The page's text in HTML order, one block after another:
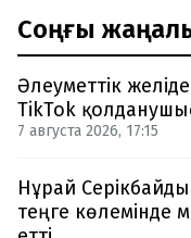
Соңғы
Әлеуметтік
TikTok
7 августа 2026, 17:15
Нұрай
теңге көлемінде